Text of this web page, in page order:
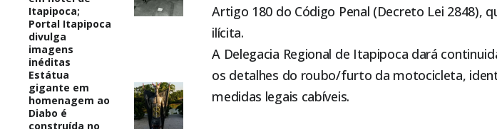
Itapipoca;
Portal Itapipoca
divulga
imagens
inéditas
Estátua
gigante em
homenagem ao
Diabo é
construída no
Artigo 180 do Código Penal (Decreto Lei 2848),
ilícita.
A Delegacia Regional de Itapipoca dará
os detalhes do roubo/furto da motocicleta,
medidas legais cabíveis.